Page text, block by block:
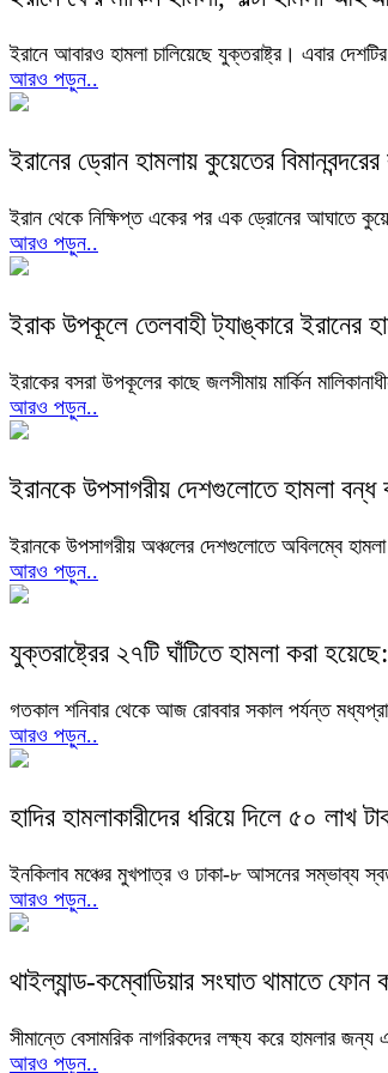
ইরানে আবারও হামলা চালিয়েছে যুক্তরাষ্ট্র। এবার
আরও পড়ুন..
ইরানের ড্রোন হামলায় কুয়েতের
ইরান থেকে নিক্ষিপ্ত একের পর এক ড্রোনের আঘাতে
আরও পড়ুন..
ইরাক উপকূলে তেলবাহী ট্যাঙ্কারে ইরানের
ইরাকের বসরা উপকূলের কাছে জলসীমায় মার্কিন
আরও পড়ুন..
ইরানকে উপসাগরীয় দেশগুলোতে হামলা বন্ধ
ইরানকে উপসাগরীয় অঞ্চলের দেশগুলোতে অবিলম্বে
আরও পড়ুন..
যুক্তরাষ্ট্রের ২৭টি ঘাঁটিতে হামলা করা
গতকাল শনিবার থেকে আজ রোববার সকাল পর্যন্ত
আরও পড়ুন..
হাদির হামলাকারীদের ধরিয়ে দিলে ৫০ লাখ
ইনকিলাব মঞ্চের মুখপাত্র ও ঢাকা-৮ আসনের সম্ভাব্য
আরও পড়ুন..
থাইল্যান্ড-কম্বোডিয়ার সংঘাত থামাতে ফোন
সীমান্তে বেসামরিক নাগরিকদের লক্ষ্য করে হামলার
আরও পড়ুন..